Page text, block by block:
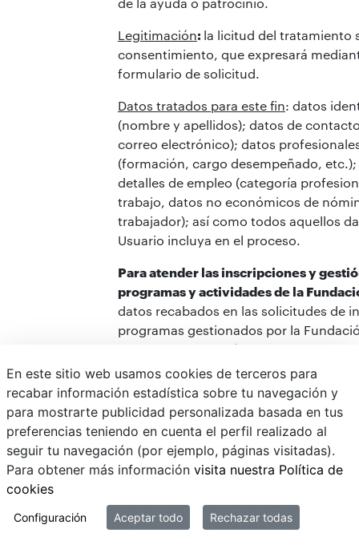
Legitimación: la licitud del tratamiento
consentimiento, que expresará
formulario de solicitud.
Datos tratados para este fin: datos
(nombre y apellidos); datos de
correo electrónico); datos
(formación, cargo desempeñado,
detalles de empleo (categoría
trabajo, datos no económicos de
trabajador); así como todos aquellos
Usuario incluya en el proceso.
Para atender las inscripciones y
programas y actividades de la
datos recabados en las solicitudes de
programas gestionados por la
tratados para el análisis de la misma y,
la tramitación de la concesión de
promovido o titularidad de esta, tales
(becas, emprendimiento,
al blog de Fundación Arquia,…);
profesionales; publicaciones de
investigación, tesis, etc.; difusión
mediateca (filmografía, filmoteca,
…); programa Máster corporate MBA-
En este sitio web usamos cookies de terceros para
recabar información estadística sobre tu navegación y
para mostrarte publicidad personalizada basada en tus
preferencias teniendo en cuenta el perfil realizado al
seguir tu navegación (por ejemplo, páginas visitadas).
Para obtener más información visita nuestra Política de
cookies
Configuración Aceptar todo Rechazar todas